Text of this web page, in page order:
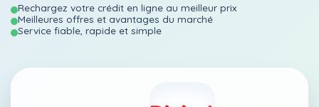
Rechargez votre crédit en ligne au meilleur prix
Meilleures offres et avantages du marché
Service fiable, rapide et simple